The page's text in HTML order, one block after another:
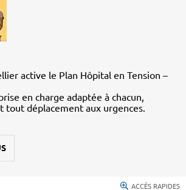
active le Plan Hôpital en Tension –
en charge adaptée à chacun,
tout déplacement aux urgences.
ACCÈS RAPIDES